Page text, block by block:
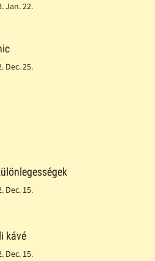
Jan. 22.
Dec. 25.
Dec. 15.
kávé
Dec. 15.